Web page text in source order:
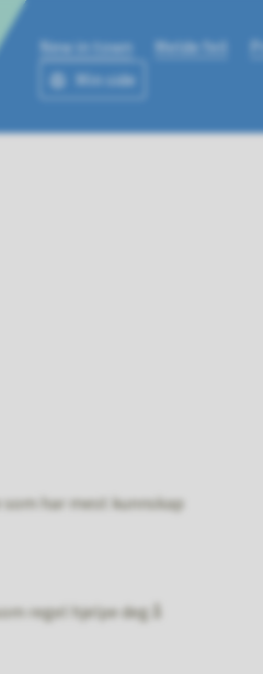
New in town Melde feil
Min side
har mest kunnskap
regel hjelpe deg å